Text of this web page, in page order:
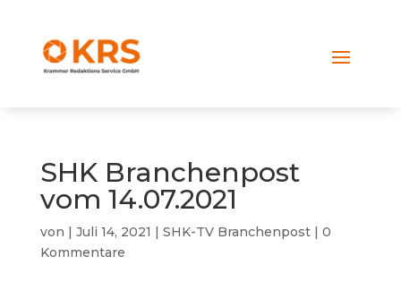
SHK Branchenpost
vom 14.07.2021
von | Juli 14, 2021 | SHK-TV Branchenpost| 0
Kommentare